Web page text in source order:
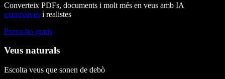
Converteix PDFs, documents i molt més en veus amb IA
expressives i realistes
Prova-ho gratis
Veus naturals
Escolta veus que sonen de debò